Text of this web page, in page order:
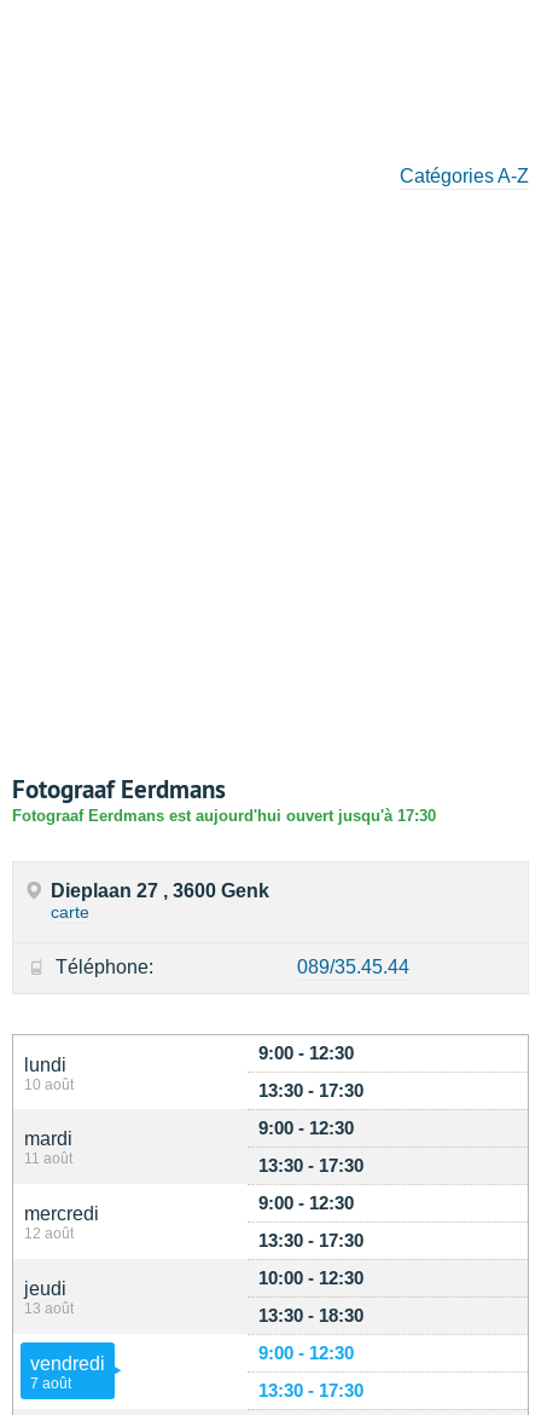
Catégories A-Z
Fotograaf Eerdmans
Fotograaf Eerdmans est aujourd'hui ouvert jusqu'à 17:30
lundi
10 août
9:00 - 12:30
13:30 - 17:30
mardi
11 août
9:00 - 12:30
13:30 - 17:30
mercredi
12 août
9:00 - 12:30
13:30 - 17:30
jeudi
13 août
10:00 - 12:30
13:30 - 18:30
vendredi
7 août
9:00 - 12:30
13:30 - 17:30
Dieplaan 27 , 3600 Genk
carte
Téléphone: 089/35.45.44